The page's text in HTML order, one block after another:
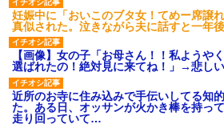
妊娠中に「おいこのブタ女！てめー席譲
真似された。泣きながら夫に話すと一年
【画像】女の子「お母さん！！私ようや
選ばれたの！絶対見に来てね！」→悲し
近所のお寺に住み込みで手伝いしてる知
た。ある日、オッサンが火かき棒を持っ
走り回っていて…